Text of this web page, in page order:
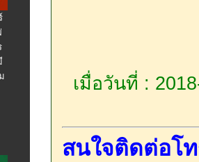
เมื่อวันที่ :
สนใจติดต่อโ